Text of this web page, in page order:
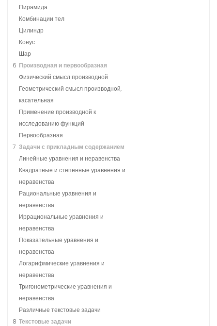
Пирамида
Комбинации тел
Цилиндр
Конус
Шар
6 Производная и первообразная
Физический смысл производной
Геометрический смысл производной,
касательная
Применение производной к
исследованию функций
Первообразная
7 Задачи с прикладным содержанием
Линейные уравнения и неравенства
Квадратные и степенные уравнения и
неравенства
Рациональные уравнения и
неравенства
Иррациональные уравнения и
неравенства
Показательные уравнения и
неравенства
Логарифмические уравнения и
неравенства
Тригонометрические уравнения и
неравенства
Различные текстовые задачи
8 Текстовые задачи